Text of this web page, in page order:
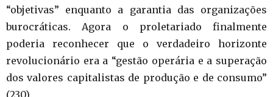
“objetivas” enquanto a garantia das organizações
burocráticas. Agora o proletariado finalmente
poderia reconhecer que o verdadeiro horizonte
revolucionário era a “gestão operária e a superação
dos valores capitalistas de produção e de consumo”